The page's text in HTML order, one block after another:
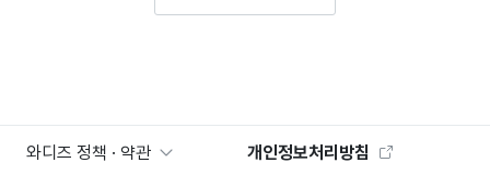
와디즈 정책 · 약관
개인정보처리방침